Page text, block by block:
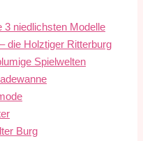
3 niedlichsten Modelle
die Holztiger Ritterburg
Spielwelten
Burg